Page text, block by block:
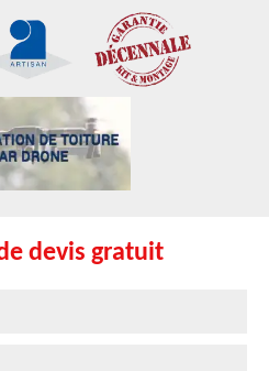
devis gratuit